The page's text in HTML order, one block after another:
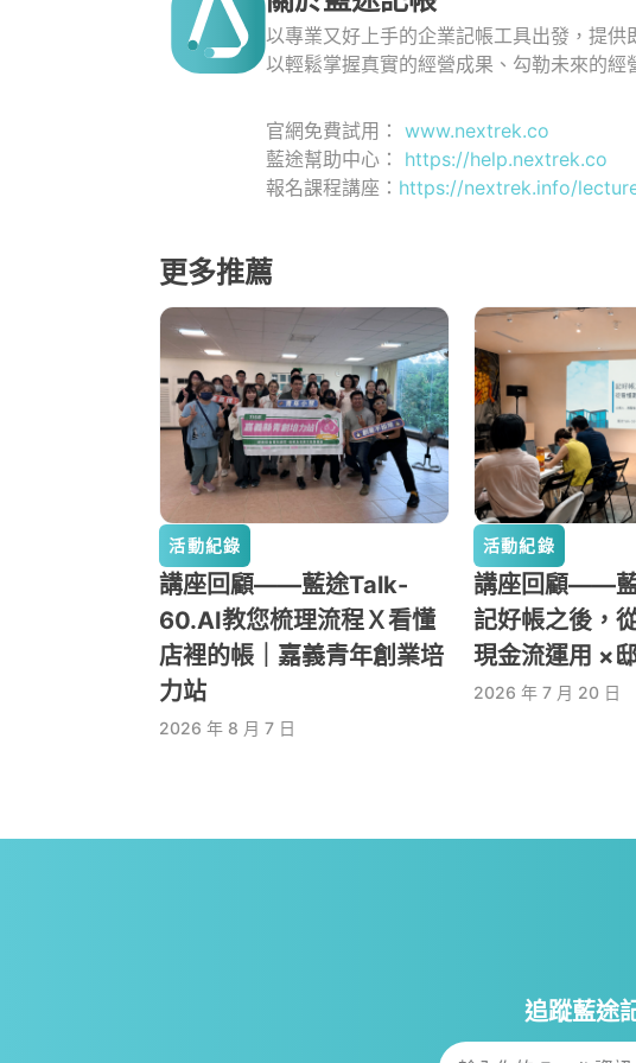
以專業又好上手的企業記帳工具出發，提
以輕鬆掌握真實的經營成果、勾勒未來的經
官網免費試用：www.nextrek.co
藍途幫助中心： https://help.nextrek.co
報名課程講座： https://nextrek.info/
更多推薦
活動紀錄
講座回顧——藍途Talk-
60.AI教您梳理流程Ｘ看懂
店裡的帳｜嘉義青年創業培
力站
2026 年 8 月 7 日
活動紀錄
講座回顧——
記好帳之後，
現金流運用 ×
2026 年 7 月 20 日
追蹤藍途